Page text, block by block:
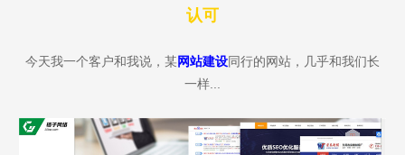
认可
今天我一个客户和我说，某网站建设同行的网站，几乎和我们长
一样...